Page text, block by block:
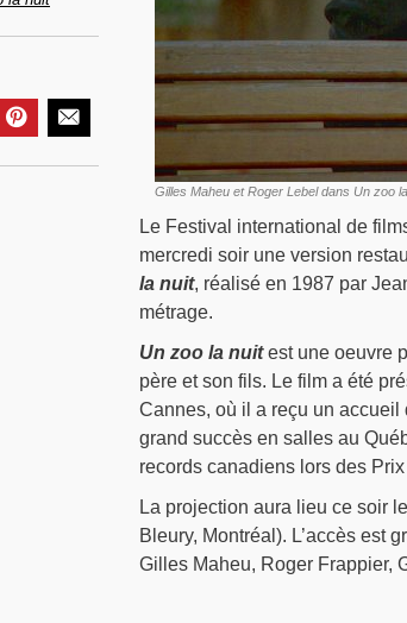
Gilles Maheu et Roger Lebel dans Un zoo
Le Festival international de
mercredi soir une version
la nuit, réalisé en 1987 par
métrage.
Un zoo la nuitest une oeuvre
père et son fils. Le film a été
Cannes, où il a reçu un
grand succès en salles au
records canadiens lors des
La projection aura lieu ce soir
Bleury, Montréal). L’accès est
Gilles Maheu, Roger Frappier,